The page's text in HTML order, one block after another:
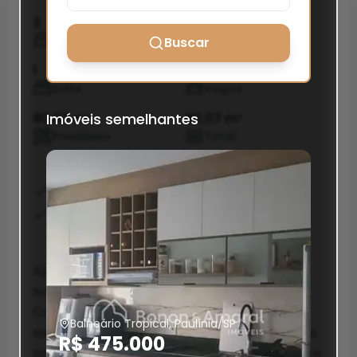
Buscar
Imóveis semelhantes
Balneário Tropical, Paulínia/SP
R$ 475.000
2
Banheiros
80,07 m² 80,07 m²
Area Servico
Churrasqueira
Apartamento com 3 dormitórios, sendo 1
suíte, garantindo praticidade e elegância.
Conta com vista livre e uma charmosa
sacada gourmet com churrasqueira, perfeita